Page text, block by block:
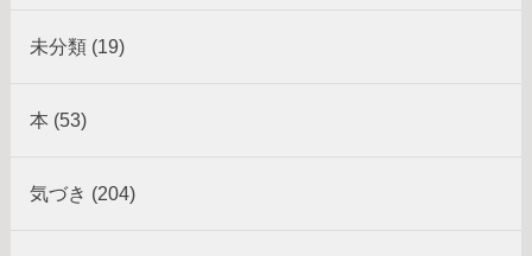
未分類 (19)
本 (53)
気づき (204)